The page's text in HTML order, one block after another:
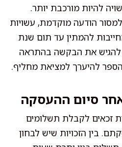
להיות מורכבת יותר.
הודעה מוקדמת, עשויות
להמתין עד תום שנת
להגיש את הבקשה בהתראה
להיערך למציאת מחליף.
סיום ההעסקה
זכאים לקבלת תשלומים
בין הזכויות שיש לבחון